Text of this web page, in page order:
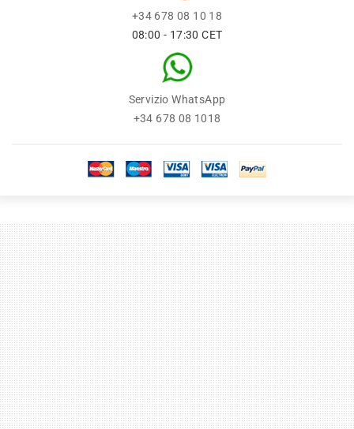
+34 678 08 10 18
08:00 - 17:30 CET
Servizio WhatsApp
+34 678 08 1018